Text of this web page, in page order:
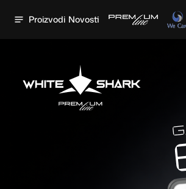
Proizvodi Novosti